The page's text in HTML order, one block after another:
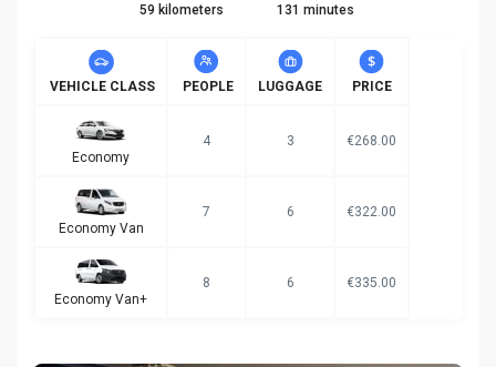
59 kilometers 131 minutes
VEHICLE CLASS PEOPLE LUGGAGE PRICE
Economy
4 3 €268.00
Economy Van
7 6 €322.00
Economy Van+
8 6 €335.00